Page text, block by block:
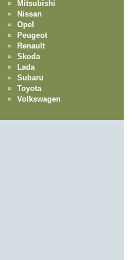
Mitsubishi
Nissan
Opel
Peugeot
Renault
Skoda
Lada
Subaru
Toyota
Volkswagen